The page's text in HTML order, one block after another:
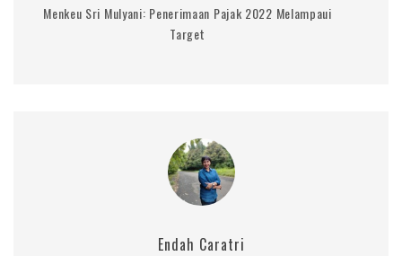
Menkeu Sri Mulyani: Penerimaan Pajak 2022 Melampaui
Target
Endah Caratri